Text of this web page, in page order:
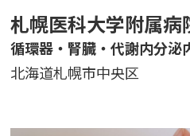
札幌医科大学附属病
循環器・腎臓・代謝内分泌
北海道札幌市中央区